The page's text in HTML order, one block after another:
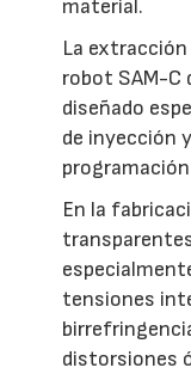
material.
La extracción
robot SAM-C
diseñado
de inyección
En la
tensiones
distorsiones